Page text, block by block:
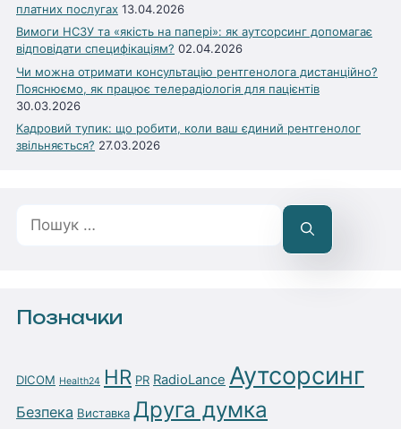
платних послугах 13.04.2026
Вимоги НСЗУ та «якість на папері»: як аутсорсинг допомагає
відповідати специфікаціям? 02.04.2026
Чи можна отримати консультацію рентгенолога дистанційно?
Пояснюємо, як працює телерадіологія для пацієнтів
30.03.2026
Кадровий тупик: що робити, коли ваш єдиний рентгенолог
звільняється? 27.03.2026
Позначки
DICOM Health24 HR PR RadioLance Аутсорсинг
Безпека Виставка Друга думка